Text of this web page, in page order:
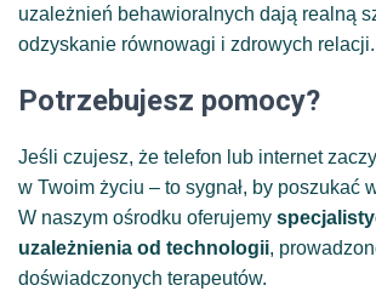
uzależnień behawioralnych dają realną
odzyskanie równowagi i zdrowych relacji.
Potrzebujesz pomocy?
Jeśli czujesz, że telefon lub internet
w Twoim życiu – to sygnał, by poszukać
W naszym ośrodku oferujemy
uzależnienia od technologii,
doświadczonych terapeutów.